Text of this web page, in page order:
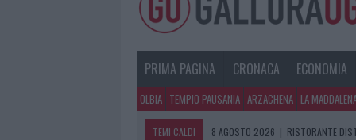
PRIMA PAGINA CRONACA ECONOMIA
OLBIA TEMPIO PAUSANIA ARZACHENA LA
TEMI CALDI 8 AGOSTO 2026 | RISTORANTE